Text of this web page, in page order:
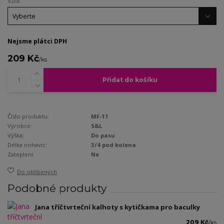
Nejsme plátci DPH
209 Kč/ks
Přidat do košíku
Číslo produktu:
MF-11
Výrobce:
S&L
Výška:
Do pasu
Délka nohavic:
3/4 pod kolena
Zateplení:
Ne
Do oblíbených
Podobné produkty
Jana tříčtvrteční kalhoty s kytičkama pro baculky
209 Kč